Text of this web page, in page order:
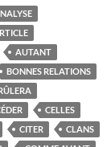
AUTANT
BONNES RELATIONS
CELLES
CITER
CLANS